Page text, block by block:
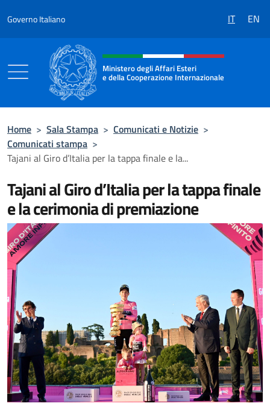
Governo Italiano IT EN
Intestazione sito, social e menù
Ministero degli Affari Esteri
e della Cooperazione Internazionale
Home > Sala Stampa > Comunicati e Notizie >
Comunicati stampa >
Tajani al Giro d’Italia per la tappa finale e la...
Tajani al Giro d’Italia per la tappa finale
e la cerimonia di premiazione